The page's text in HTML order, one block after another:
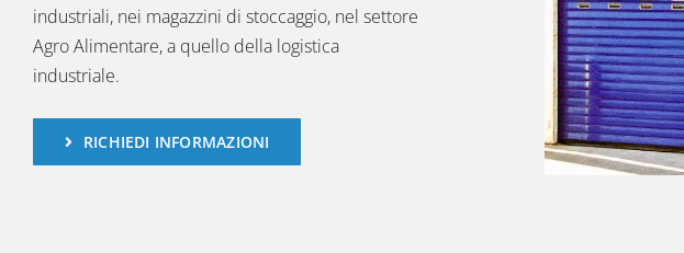
industriali, nei magazzini di stoccaggio, nel settore
Agro Alimentare, a quello della logistica
industriale.
RICHIEDI INFORMAZIONI